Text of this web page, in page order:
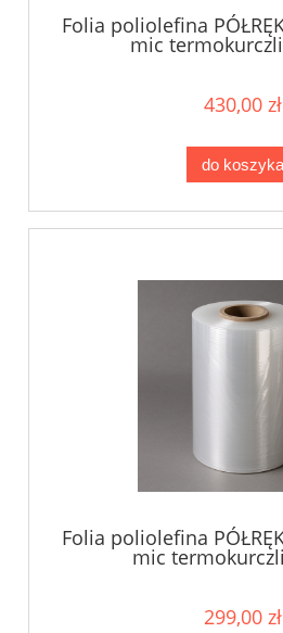
Folia poliolefina
mic
430,00 zł
do koszyka
Folia poliolefina
mic
299,00 zł